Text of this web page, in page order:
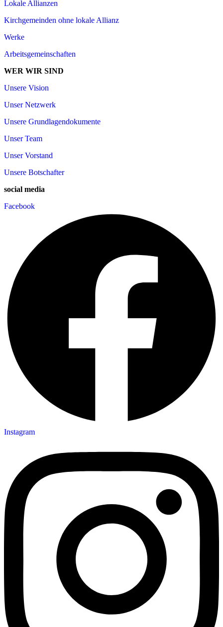
Lokale Allianzen
Kirchgemeinden ohne lokale Allianz
Werke
Arbeitsgemeinschaften
WER WIR SIND
Unsere Vision
Unser Netzwerk
Unsere Grundlagendokumente
Unser Team
Unser Vorstand
Unsere Botschafter
social media
Facebook
Instagram